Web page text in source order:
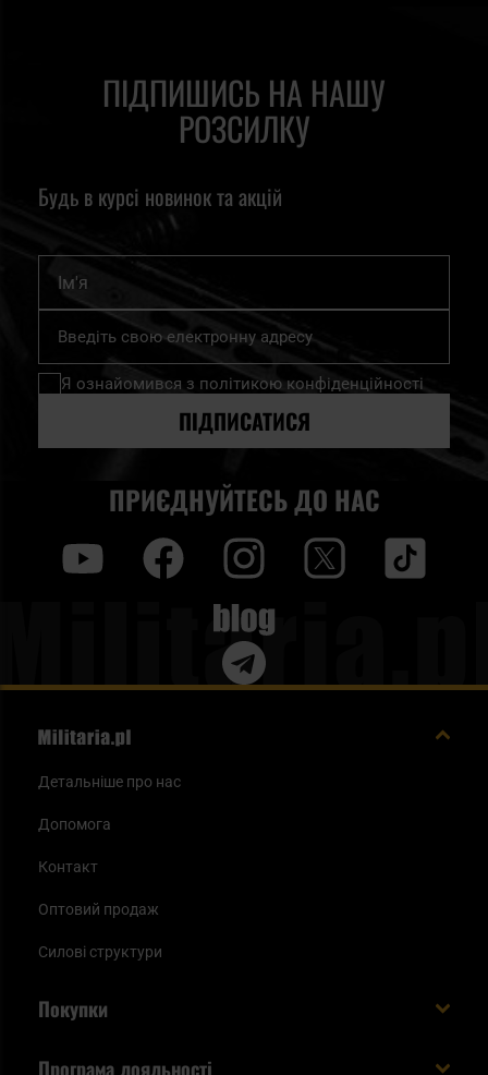
ПІДПИШИСЬ НА НАШУ
РОЗСИЛКУ
Будь в курсі новинок та акцій
Підпишіться
нашу
розсилку
Я ознайомився з політикою конфіденційності
ПІДПИСАТИСЯ
ПРИЄДНУЙТЕСЬ ДО НАС
Blog
Детальніше про нас
Допомога
Контакт
Оптовий продаж
Силові структури
Покупки
Програма лояльності